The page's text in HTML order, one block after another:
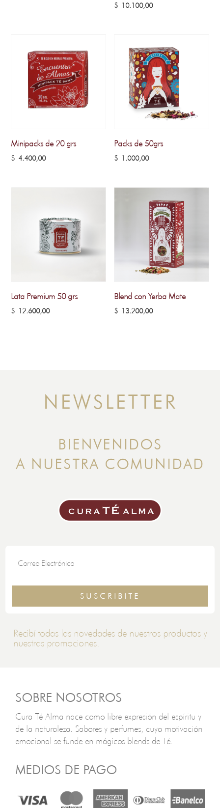
$ 10.100,00
Minipacks de 20 grs
$ 4.400,00
Packs de 50grs
$ 1.000,00
Lata Premium 50 grs
$ 12.600,00
Blend con Yerba Mate
$ 13.200,00
NEWSLETTER
BIENVENIDOS
A NUESTRA COMUNIDAD
SUSCRIBITE
Recibí todas las novedades de nuestros productos y
nuestras promociones.
SOBRE NOSOTROS
Cura Té Alma nace como libre expresión del espíritu y
de la naturaleza. Sabores y perfumes, cuya motivación
emocional se funde en mágicos blends de Té.
MEDIOS DE PAGO